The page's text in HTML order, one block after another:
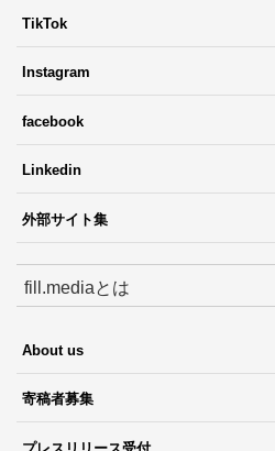
TikTok
Instagram
facebook
Linkedin
外部サイト集
fill.mediaとは
About us
寄稿者募集